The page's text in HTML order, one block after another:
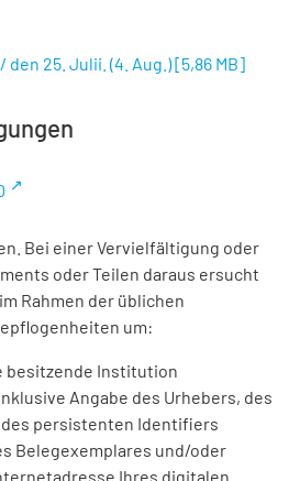
den 25. Julii. (4. Aug.)[5,86 MB]
Bei einer Vervielfältigung oder
oder Teilen daraus ersucht
Rahmen der üblichen
um:
besitzende Institution
Angabe des Urhebers, des
persistenten Identifiers
Belegexemplares und/oder
Ihres digitalen